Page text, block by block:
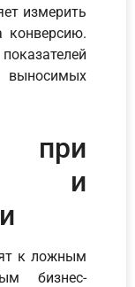
измерить
конверсию.
выносимых
при
и
к ложным
бизнес-